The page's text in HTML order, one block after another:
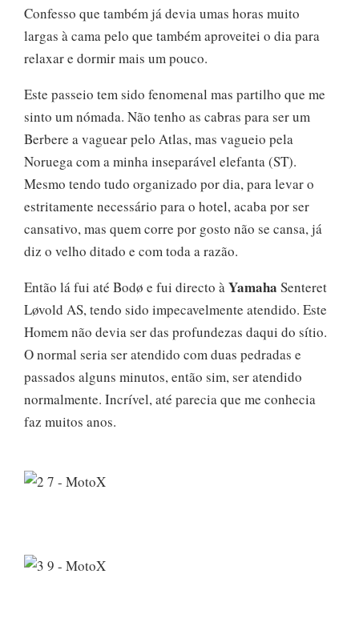
Confesso que também já devia umas horas muito
largas à cama pelo que também aproveitei o dia para
relaxar e dormir mais um pouco.
Este passeio tem sido fenomenal mas partilho que me
sinto um nómada. Não tenho as cabras para ser um
Berbere a vaguear pelo Atlas, mas vagueio pela
Noruega com a minha inseparável elefanta (ST).
Mesmo tendo tudo organizado por dia, para levar o
estritamente necessário para o hotel, acaba por ser
cansativo, mas quem corre por gosto não se cansa, já
diz o velho ditado e com toda a razão.
Então lá fui até Bodø e fui directo à Yamaha Senteret
Løvold AS, tendo sido impecavelmente atendido. Este
Homem não devia ser das profundezas daqui do sítio.
O normal seria ser atendido com duas pedradas e
passados alguns minutos, então sim, ser atendido
normalmente. Incrível, até parecia que me conhecia
faz muitos anos.